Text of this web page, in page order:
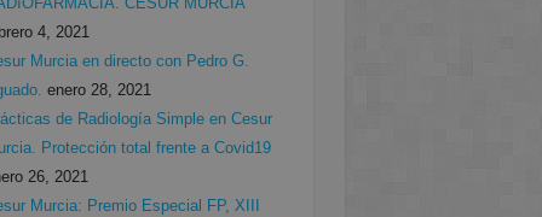
4, 2021
Murcia en directo con Pedro G.
enero 28, 2021
de Radiología Simple en Cesur
Protección total frente a Covid19
26, 2021
Murcia: Premio Especial FP, XIII